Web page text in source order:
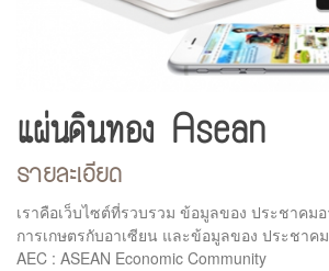
แผ่นดินทอง Asean
รายละเอียด
เราคือเว็บไซต์ที่รวบรวม ข้อมูลของ ประชาคม
การเกษตรกับอาเซียน และข้อมูลของ ประชาค
AEC : ASEAN Economic Community